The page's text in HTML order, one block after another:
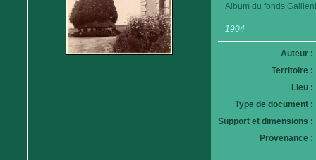
Album du fonds
1904
Auteur :
Territoire :
Lieu :
Type de document :
Support et dimensions :
Provenance :